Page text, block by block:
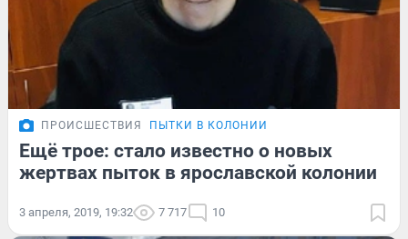
ПРОИСШЕСТВИЯ ПЫТКИ В КОЛОНИИ
Ещё трое: стало известно о новых
жертвах пыток в ярославской колонии
3 апреля, 2019, 19:32 7 717 10